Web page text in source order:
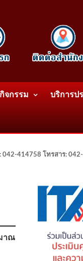
กิจกรรม บริการป
414758 โทรสาร: 042-
าณ